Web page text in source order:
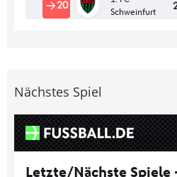
Nächstes Spiel